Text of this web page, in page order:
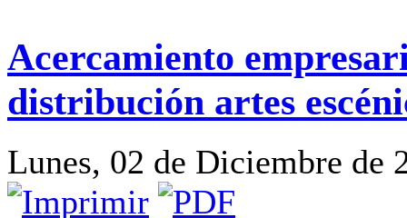
Acercamiento
distribución artes
Lunes, 02 de Diciembre de